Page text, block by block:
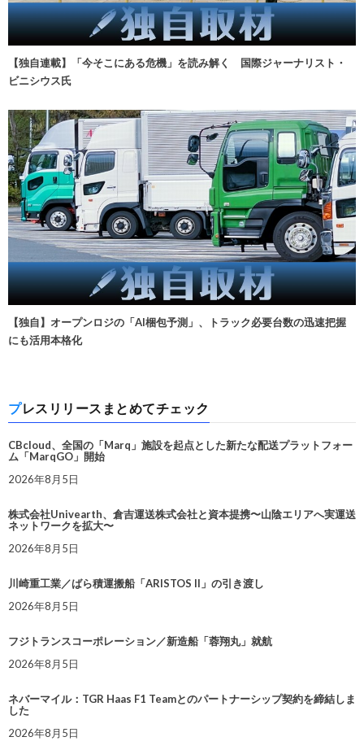
【独自連載】「今そこにある危機」を読み解く 国際ジャーナリスト・
ビニシウス氏
【独自】オープンロジの「AI梱包予測」、トラック必要台数の迅速把握
にも活用本格化
プレスリリースまとめてチェック
CBcloud、全国の「Marq」施設を起点とした新たな配送プラットフォー
ム「MarqGO」開始
2026年8月5日
株式会社Univearth、倉吉運送株式会社と資本提携〜山陰エリアへ実運送
ネットワークを拡大〜
2026年8月5日
川崎重工業／ばら積運搬船「ARISTOS II」の引き渡し
2026年8月5日
フジトランスコーポレーション／新造船「蓉翔丸」就航
2026年8月5日
ネバーマイル：TGR Haas F1 Teamとのパートナーシップ契約を締結しま
した
2026年8月5日